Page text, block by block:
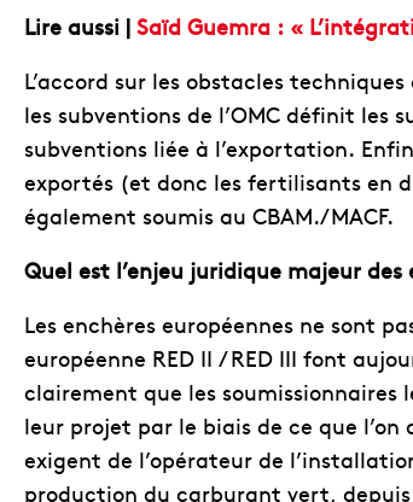
Lire aussi | Saïd Guemra : «
L’accord sur les obstacles
les subventions de l’OMC définit
subventions liée à l’exportation.
exportés (et donc les fertilisants en
également soumis au CBAM./MACF.
Quel est l’enjeu juridique majeur
Les enchères européennes ne sont
européenne RED II / RED III font
clairement que les
leur projet par le biais de ce que
exigent de l’opérateur de
production du carburant vert,